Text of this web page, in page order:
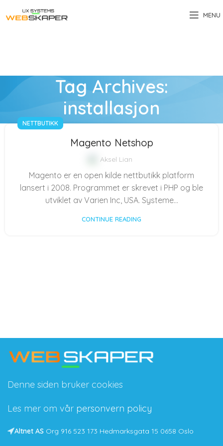
MENU
Tag Archives:
installasjon
NETTBUTIKK
Magento Netshop
Aksel Lian
Magento er en open kilde nettbutikk platform
lansert i 2008. Programmet er skrevet i PHP og ble
utviklet av Varien Inc, USA. Systeme...
CONTINUE READING
Denne siden bruker cookies
Les mer om vår personvern policy
Altnet AS Org 916 523 173 Hedmarksgata 15 0658 Oslo